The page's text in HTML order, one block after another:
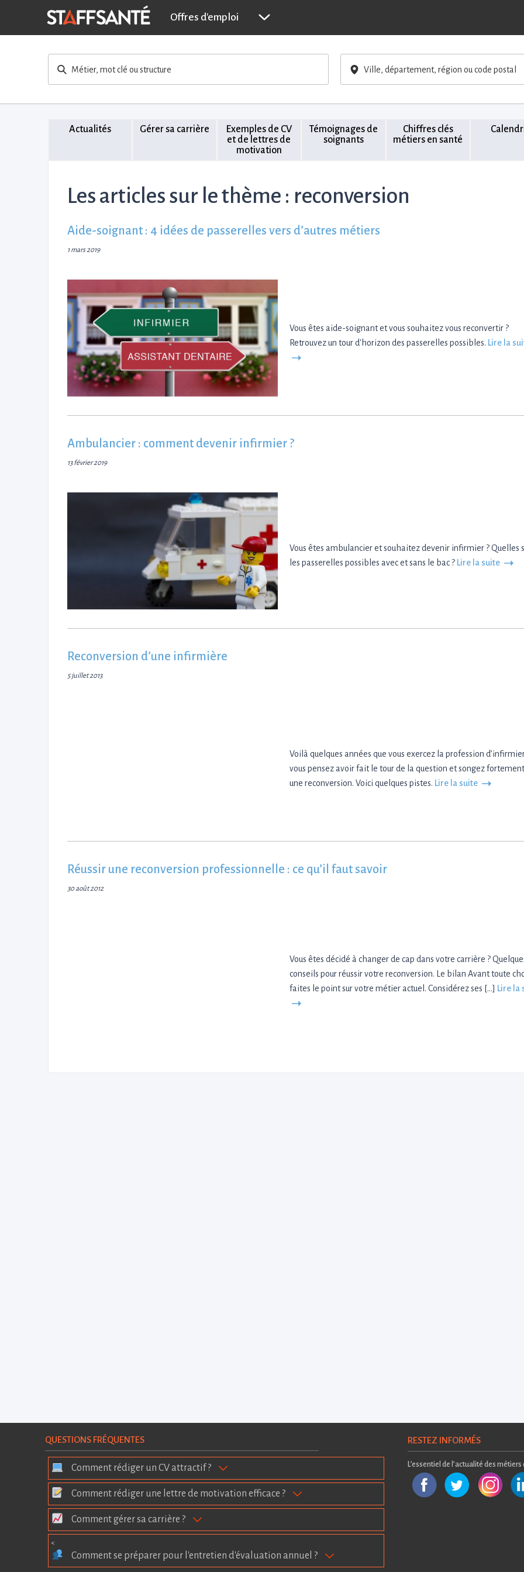
Offres d'emploi
Métier, mot clé ou structure Ville, département, région ou code postal
Actualités Gérer sa carrière
Exemples de CV
et de lettres de
motivation
Témoignages de
soignants
Chiffres clés
métiers en santé
Les articles sur le thème : reconversion
Aide-soignant : 4 idées de passerelles vers d’autres métiers
1 mars 2019
Vous êtes aide-soignant et vous souhaitez vous reconvertir ?
Retrouvez un tour d'horizon des passerelles possibles. Lire la
Ambulancier : comment devenir infirmier ?
13 février 2019
Vous êtes ambulancier et souhaitez devenir infirmier ? Quelles
les passerelles possibles avec et sans le bac ? Lire la suite
Reconversion d’une infirmière
5 juillet 2013
Voilà quelques années que vous exercez la profession
vous pensez avoir fait le tour de la question et songez
une reconversion. Voici quelques pistes. Lire la suite
Réussir une reconversion professionnelle : ce qu’il faut savoir
30 août 2012
Vous êtes décidé à changer de cap dans votre carrière ?
conseils pour réussir votre reconversion. Le bilan Avant toute
faites le point sur votre métier actuel. Considérez ses […] Lire la
QUESTIONS FRÉQUENTES
Comment rédiger un CV attractif ?
Comment rédiger une lettre de motivation efficace ?
Comment gérer sa carrière ?
<
Comment se préparer pour l'entretien d'évaluation annuel ?
RESTEZ INFORMÉS
L’essentiel de l’actualité des métiers